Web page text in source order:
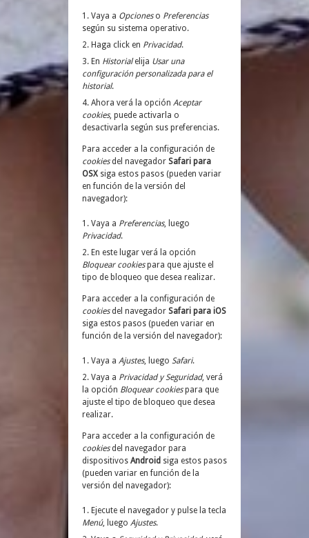
Vaya a Opcioneso Preferencias
según su sistema operativo.
Haga click en Privacidad.
En Historialelija Usar una
configuración personalizada para el
historial.
Ahora verá la opción Aceptar
cookies, puede activarla o
desactivarla según sus preferencias.
Para acceder a la configuración de
cookiesdel navegador Safari para
OSX siga estos pasos (pueden variar
en función de la versión del
navegador):
Vaya a Preferencias, luego
Privacidad.
En este lugar verá la opción
Bloquear cookiespara que ajuste el
tipo de bloqueo que desea realizar.
Para acceder a la configuración de
cookiesdel navegador Safari para iOS
siga estos pasos (pueden variar en
función de la versión del navegador):
Vaya a Ajustes, luego Safari.
Vaya a Privacidad y Seguridad, verá
la opción Bloquear cookiespara que
ajuste el tipo de bloqueo que desea
realizar.
Para acceder a la configuración de
cookiesdel navegador para
dispositivos Android siga estos pasos
(pueden variar en función de la
versión del navegador):
Ejecute el navegador y pulse la tecla
Menú, luego Ajustes.